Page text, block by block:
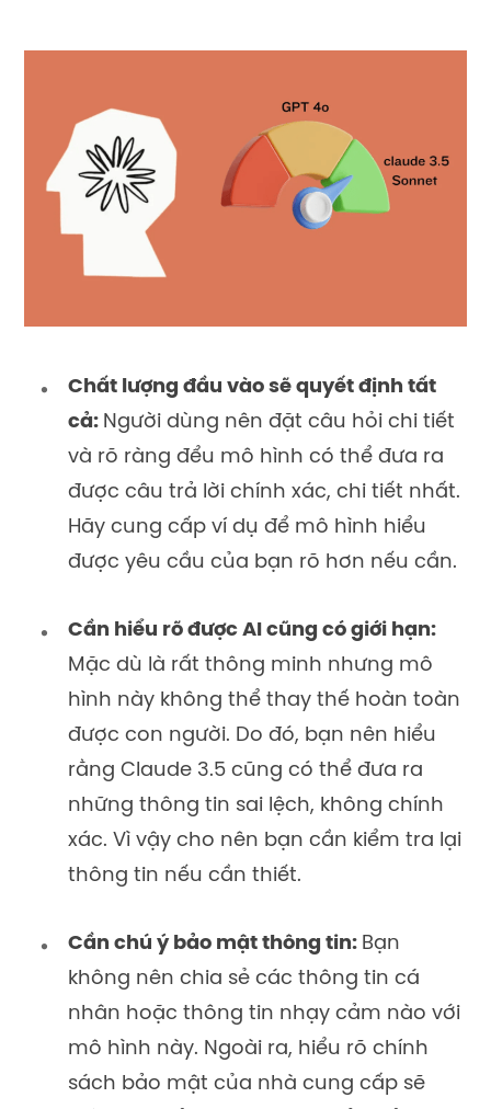
Chất lượng đầu vào sẽ quyết định tất
cả: Người dùng nên đặt câu hỏi chi tiết
và rõ ràng đểu mô hình có thể đưa ra
được câu trả lời chính xác, chi tiết nhất.
Hãy cung cấp ví dụ để mô hình hiểu
được yêu cầu của bạn rõ hơn nếu cần.
Cần hiểu rõ được AI cũng có giới hạn:
Mặc dù là rất thông minh nhưng mô
hình này không thể thay thế hoàn toàn
được con người. Do đó, bạn nên hiểu
rằng Claude 3.5 cũng có thể đưa ra
những thông tin sai lệch, không chính
xác. Vì vậy cho nên bạn cần kiểm tra lại
thông tin nếu cần thiết.
Cần chú ý bảo mật thông tin: Bạn
không nên chia sẻ các thông tin cá
nhân hoặc thông tin nhạy cảm nào với
mô hình này. Ngoài ra, hiểu rõ chính
sách bảo mật của nhà cung cấp sẽ